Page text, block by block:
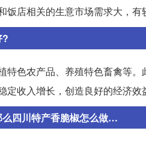
店相关的生意市场需求大，有
?
特色农产品、养殖特色畜禽等
收入增长，创造良好的经济效
四川特产香脆椒怎么做…